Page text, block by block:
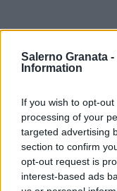
Salerno Granata -
Information
If you wish to opt-
processing of your
targeted advertising
section to confirm
opt-out request is
interest-based ads